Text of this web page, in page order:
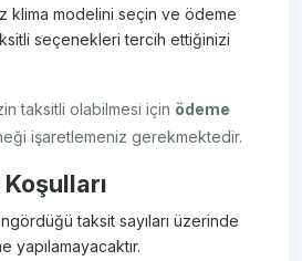
klima modelini seçin ve ödeme
seçenekleri tercih ettiğinizi
taksitli olabilmesi için ödeme
işaretlemeniz gerekmektedir.
taksit sayıları üzerinde
yapılamayacaktır.